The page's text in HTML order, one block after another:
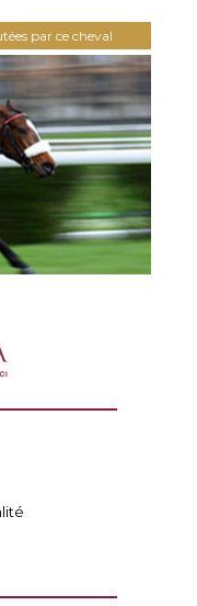
par ce cheval